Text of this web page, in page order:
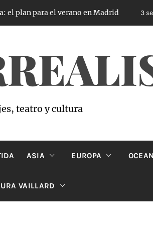
plan para el verano en Madrid 3
teatro y cultura
ASIA EUROPA
VAILLARD